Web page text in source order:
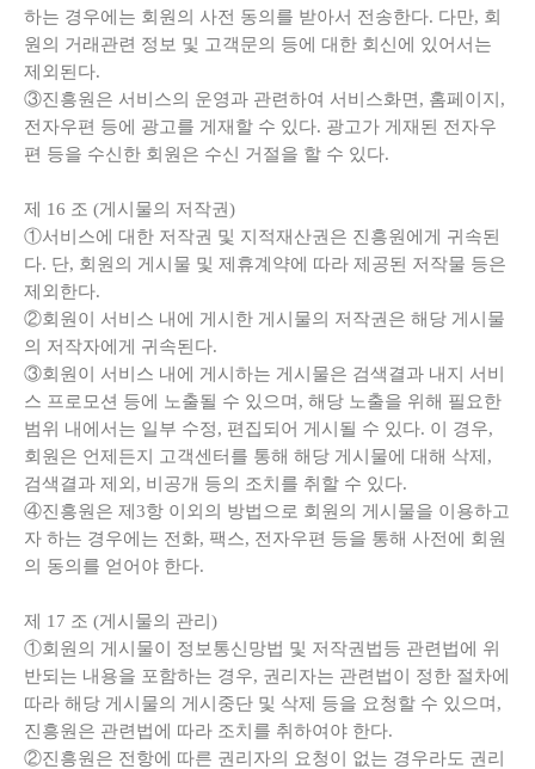
하는 경우에는 회원의 사전 동의를 받아서 전송한다. 다만, 회
원의 거래관련 정보 및 고객문의 등에 대한 회신에 있어서는
제외된다.
③진흥원은 서비스의 운영과 관련하여 서비스화면, 홈페이지,
전자우편 등에 광고를 게재할 수 있다. 광고가 게재된 전자우
편 등을 수신한 회원은 수신 거절을 할 수 있다.
제 16 조 (게시물의 저작권)
①서비스에 대한 저작권 및 지적재산권은 진흥원에게 귀속된
다. 단, 회원의 게시물 및 제휴계약에 따라 제공된 저작물 등은
제외한다.
②회원이 서비스 내에 게시한 게시물의 저작권은 해당 게시물
의 저작자에게 귀속된다.
③회원이 서비스 내에 게시하는 게시물은 검색결과 내지 서비
스 프로모션 등에 노출될 수 있으며, 해당 노출을 위해 필요한
범위 내에서는 일부 수정, 편집되어 게시될 수 있다. 이 경우,
회원은 언제든지 고객센터를 통해 해당 게시물에 대해 삭제,
검색결과 제외, 비공개 등의 조치를 취할 수 있다.
④진흥원은 제3항 이외의 방법으로 회원의 게시물을 이용하고
자 하는 경우에는 전화, 팩스, 전자우편 등을 통해 사전에 회원
의 동의를 얻어야 한다.
제 17 조 (게시물의 관리 )
①회원의 게시물이 정보통신망법 및 저작권법등 관련법에 위
반되는 내용을 포함하는 경우, 권리자는 관련법이 정한 절차에
따라 해당 게시물의 게시중단 및 삭제 등을 요청할 수 있으며,
진흥원은 관련법에 따라 조치를 취하여야 한다.
②진흥원은 전항에 따른 권리자의 요청이 없는 경우라도 권리